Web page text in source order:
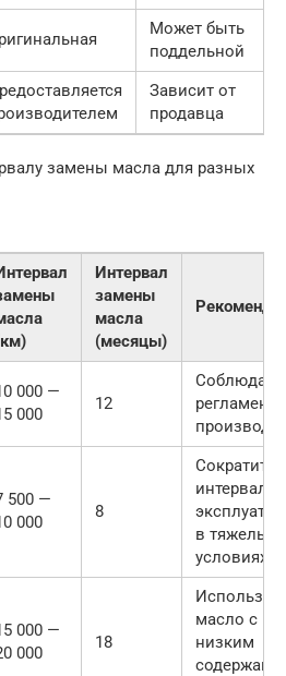
Может быть
поддельной
Зависит от
продавца
замены масла для разных
Интервал
замены
масла
(месяцы)
000 —
000
12
Соблюдать
регламент
500 —
000
8
Сократить
интервал
в тяжелых
условиях
000 —
000
18
масло с
низким